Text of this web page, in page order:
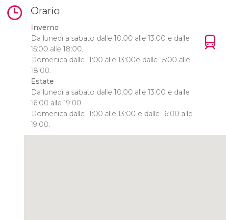
Orario
Inverno
Da lunedì a sabato dalle 10:00 alle 13:00 e dalle
15:00 alle 18:00.
Domenica dalle 11:00 alle 13:00e dalle 15:00 alle
18:00.
Estate
Da lunedì a sabato dalle 10:00 alle 13:00 e dalle
16:00 alle 19:00.
Domenica dalle 11:00 alle 13:00 e dalle 16:00 alle
19:00.